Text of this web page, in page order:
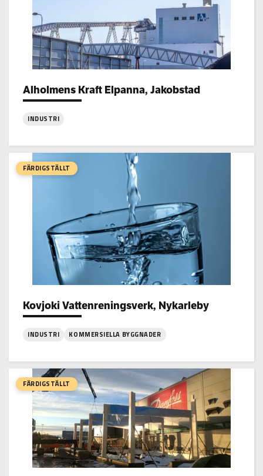
Alholmens Kraft Elpanna, Jakobstad
Project types:
INDUSTRI
Alholmens
Kraft
Elpanna,
FÄRDIGSTÄLLT
Kovjoki Vattenreningsverk, Nykarleby
Project types:
INDUSTRI KOMMERSIELLA BYGGNADER
Kovjoki
Vattenreningsverk,
Nykarleby
FÄRDIGSTÄLLT